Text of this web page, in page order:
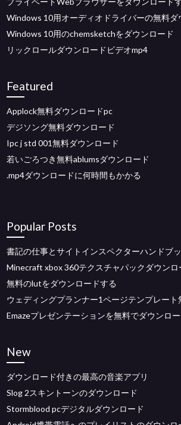
Windows 10用オーディオドライバーの無料ダ
Windows 10用のchemsketchをダウンロード
リックロールダウンロードビデオmp4
Featured
Applock無料ダウンロードpc
デジソング無料ダウンロード
Ipc j std 001無料ダウンロード
若いごろつき無料ablumsダウンロード
.mp4ダウンロードに何時間もかかる
Popular Posts
書記の仕事とサイトインスペクターハンドブ
Minecraft xbox 360テクスチャパックダウンロ
無料のlutをダウンロードする
ウェディングプランナー1ページテンプレート
Emazeプレゼンテーションを無料でダウンロ
New
ダウンロード付きの最高の音楽アプリ
Slog 2スキントーンのダウンロード
Stormblood pcデジタルダウンロード